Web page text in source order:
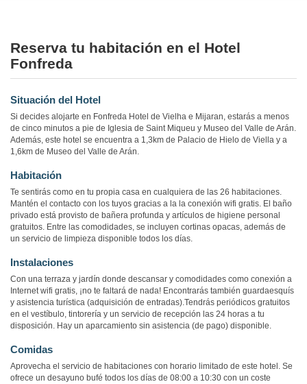
Reserva tu habitación en el Hotel
Fonfreda
Situación del Hotel
Si decides alojarte en Fonfreda Hotel de Vielha e Mijaran, estarás a menos
de cinco minutos a pie de Iglesia de Saint Miqueu y Museo del Valle de Arán.
Además, este hotel se encuentra a 1,3km de Palacio de Hielo de Viella y a
1,6km de Museo del Valle de Arán.
Habitación
Te sentirás como en tu propia casa en cualquiera de las 26 habitaciones.
Mantén el contacto con los tuyos gracias a la la conexión wifi gratis. El baño
privado está provisto de bañera profunda y artículos de higiene personal
gratuitos. Entre las comodidades, se incluyen cortinas opacas, además de
un servicio de limpieza disponible todos los días.
Instalaciones
Con una terraza y jardín donde descansar y comodidades como conexión a
Internet wifi gratis, ¡no te faltará de nada! Encontrarás también guardaesquís
y asistencia turística (adquisición de entradas).Tendrás periódicos gratuitos
en el vestíbulo, tintorería y un servicio de recepción las 24 horas a tu
disposición. Hay un aparcamiento sin asistencia (de pago) disponible.
Comidas
Aprovecha el servicio de habitaciones con horario limitado de este hotel. Se
ofrece un desayuno bufé todos los días de 08:00 a 10:30 con un coste